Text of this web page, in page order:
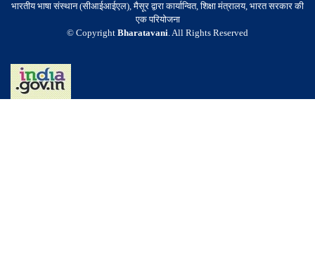
भारतीय भाषा संस्थान (सीआईआईएल), मैसूर द्वारा कार्यान्वित, शिक्षा मंत्रालय, भारत सरकार की
एक परियोजना
© Copyright Bharatavani. All Rights Reserved